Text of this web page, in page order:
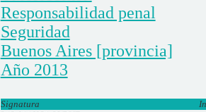
Responsabilidad penal
Seguridad
Buenos Aires [provincia]
Año 2013
Signatura